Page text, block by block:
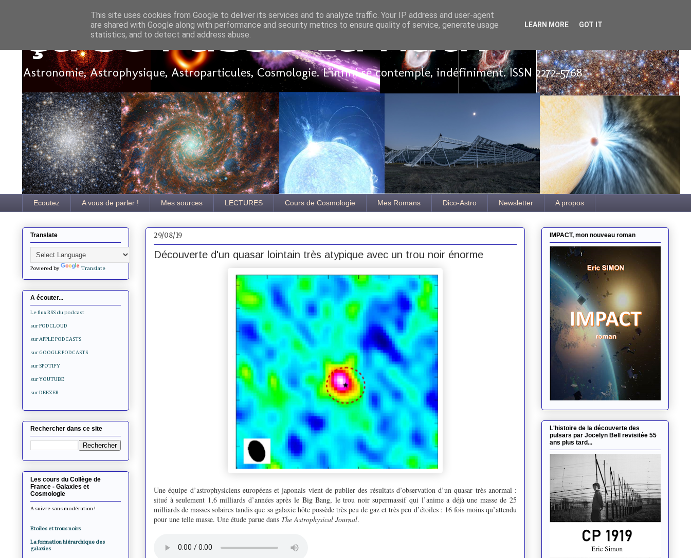
Ça se passe là haut
Astronomie, Astrophysique, Astroparticules, Cosmologie. L'infini se contemple, indéfiniment. ISSN 2272-5768
Ecoutez A vous de parler ! Mes sources LECTURES Cours de Cosmologie Mes Romans Dico-Astro Newsletter A propos
29/08/19
Découverte d'un quasar lointain très atypique avec un trou noir énorme
Une équipe d’astrophysiciens européens et japonais vient de publier des résultats d’observation d’un quasar très anormal :
situé à seulement 1,6 milliards d’années après le Big Bang, le trou noir supermassif qui l’anime a déjà une masse de 25
milliards de masses solaires tandis que sa galaxie hôte possède très peu de gaz et très peu d’étoiles : 16 fois moins qu’attendu
pour une telle masse. Une étude parue dans The Astrophysical Journal.
Translate
Powered by Translate
A écouter...
Le flux RSS du podcast
sur PODCLOUD
sur APPLE PODCASTS
sur GOOGLE PODCASTS
sur SPOTIFY
sur YOUTUBE
sur DEEZER
Rechercher dans ce site
Les cours du Collège de
France - Galaxies et
Cosmologie
A suivre sans modération !
Etoiles et trous noirs
La formation hiérarchique des
galaxies
IMPACT, mon nouveau roman
L'histoire de la découverte des
pulsars par Jocelyn Bell revisitée 55
ans plus tard...
This site uses cookies from Google to deliver its services and to analyze traffic. Your IP address and user-agent
are shared with Google along with performance and security metrics to ensure quality of service, generate usage
statistics, and to detect and address abuse.
LEARN MORE GOT IT